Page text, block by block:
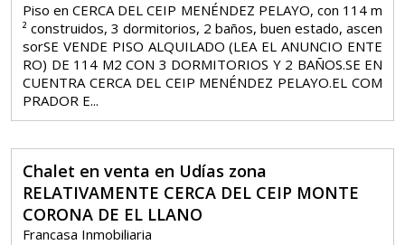
Piso en CERCA DEL CEIP MENÉNDEZ PELAYO, con 114 m
² construidos, 3 dormitorios, 2 baños, buen estado, ascen
sorSE VENDE PISO ALQUILADO (LEA EL ANUNCIO ENTE
RO) DE 114 M2 CON 3 DORMITORIOS Y 2 BAÑOS.SE EN
CUENTRA CERCA DEL CEIP MENÉNDEZ PELAYO.EL COM
PRADOR E...
Chalet en venta en Udías zona
RELATIVAMENTE CERCA DEL CEIP MONTE
CORONA DE EL LLANO
Francasa Inmobiliaria